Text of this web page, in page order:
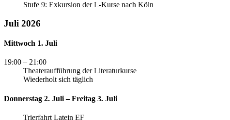
Stufe 9: Exkursion der L-Kurse nach Köln
Juli 2026
Mittwoch 1. Juli
19:00 – 21:00
Theateraufführung der Literaturkurse
Wiederholt sich täglich
Donnerstag 2. Juli – Freitag 3. Juli
Trierfahrt Latein EF